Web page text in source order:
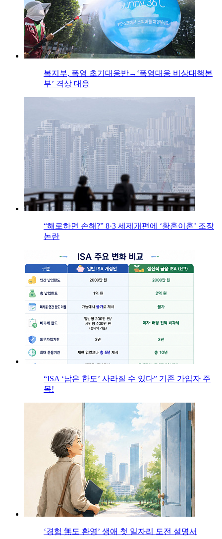
복지부, 폭염 초기대응반→‘폭염대응 비상대책본
부’ 격상 대응
“해로하면 손해?” 8·3 세제개편에 ‘황혼이혼’ 조장
논란
“ISA ‘남은 한도’ 사라질 수 있다” 기존 가입자 주
목!
‘경험 無도 환영’ 생애 첫 일자리 도전 설명서